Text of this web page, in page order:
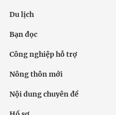
Du lịch
Bạn đọc
Công nghiệp hỗ trợ
Nông thôn mới
Nội dung chuyên đề